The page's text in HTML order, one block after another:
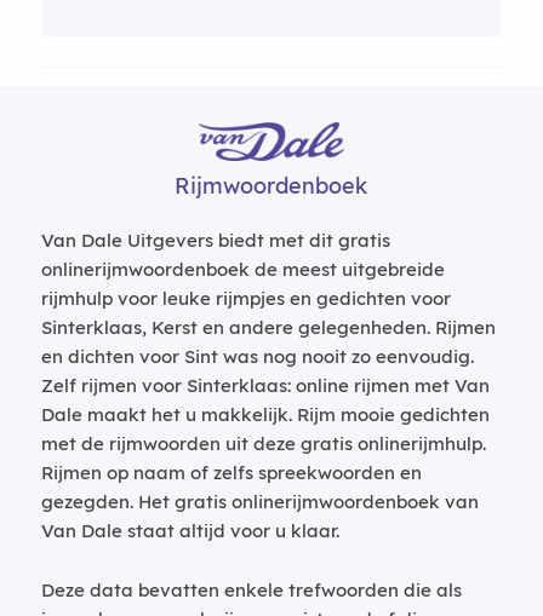
Rijmwoordenboek
Van Dale Uitgevers biedt met dit gratis
onlinerijmwoordenboek de meest uitgebreide
rijmhulp voor leuke rijmpjes en gedichten voor
Sinterklaas, Kerst en andere gelegenheden. Rijmen
en dichten voor Sint was nog nooit zo eenvoudig.
Zelf rijmen voor Sinterklaas: online rijmen met Van
Dale maakt het u makkelijk. Rijm mooie gedichten
met de rijmwoorden uit deze gratis onlinerijmhulp.
Rijmen op naam of zelfs spreekwoorden en
gezegden. Het gratis onlinerijmwoordenboek van
Van Dale staat altijd voor u klaar.
Deze data bevatten enkele trefwoorden die als